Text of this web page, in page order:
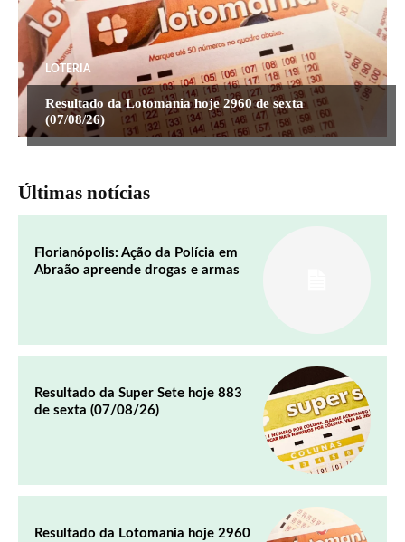
LOTERIA
Resultado da Lotomania hoje 2960 de sexta
(07/08/26)
Últimas notícias
Florianópolis: Ação da Polícia em
Abraão apreende drogas e armas
Resultado da Super Sete hoje 883
de sexta (07/08/26)
Resultado da Lotomania hoje 2960